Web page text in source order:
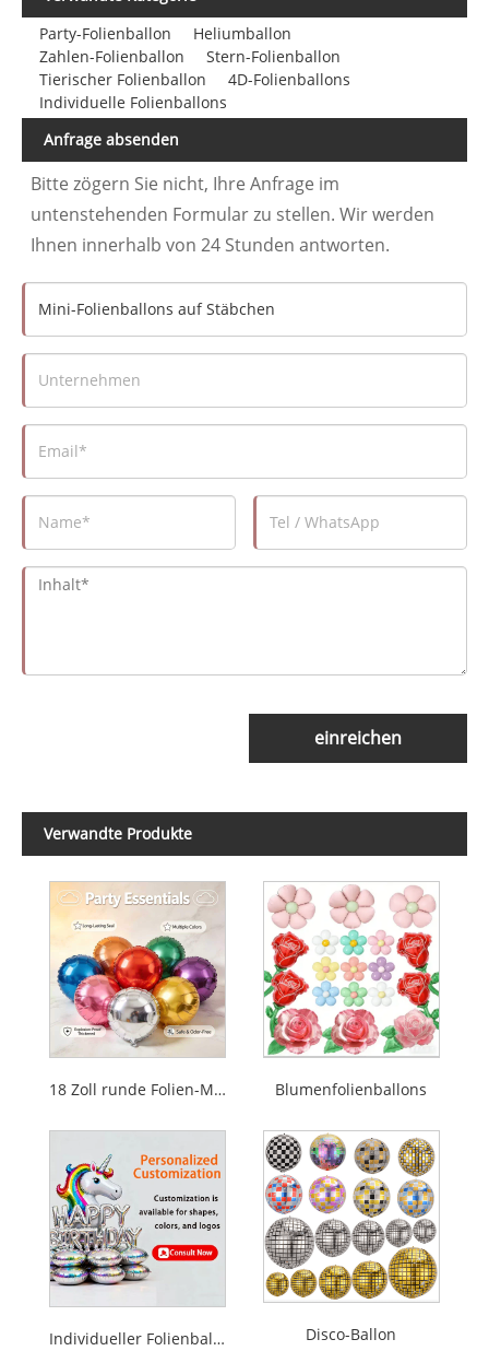
Party-Folienballon
Heliumballon
Zahlen-Folienballon
Stern-Folienballon
Tierischer Folienballon
4D-Folienballons
Individuelle Folienballons
Anfrage absenden
Bitte zögern Sie nicht, Ihre Anfrage im
untenstehenden Formular zu stellen. Wir werden
Ihnen innerhalb von 24 Stunden antworten.
einreichen
Verwandte Produkte
18 Zoll runde Folien-Mylar-Luftballons Blumenfolienballons
Individueller Folienballon Disco-Ballon